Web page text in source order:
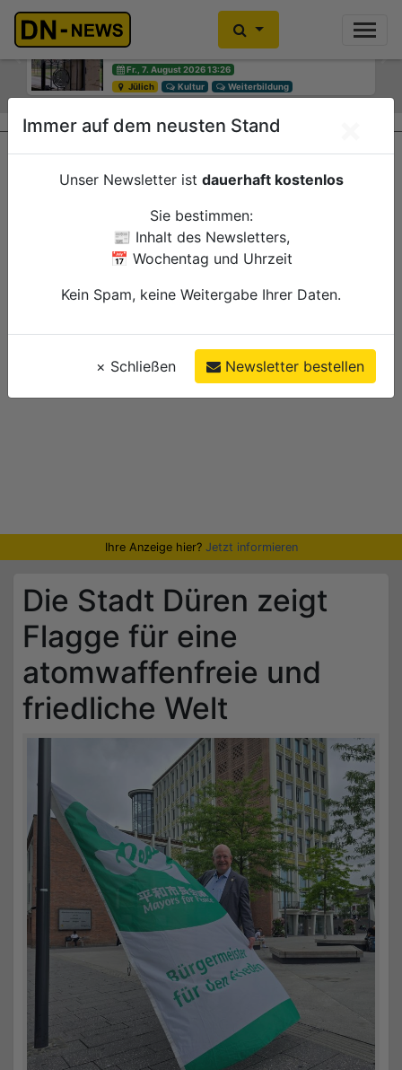
Diskussionen um Villa Buth:
Erinnerungsort oder Abriss?
Fr., 7. August 2026 13:26
Jülich
Kultur Weiterbildung
Einbrecher im Kleiderschrank
gefunden
Fr., 7. August 2026 10:30
Düren
Polizei
Previous
Ihre Anzeige hier? Jetzt informieren
Die Stadt Düren zeigt
Flagge für eine
atomwaffenfreie und
friedliche Welt
Immer auf dem neusten Stand
Unser Newsletter ist dauerhaft kostenlos
Sie bestimmen:
📰 Inhalt des Newsletters,
📅 Wochentag und Uhrzeit
Kein Spam, keine Weitergabe Ihrer Daten.
× Schließen Newsletter bestellen